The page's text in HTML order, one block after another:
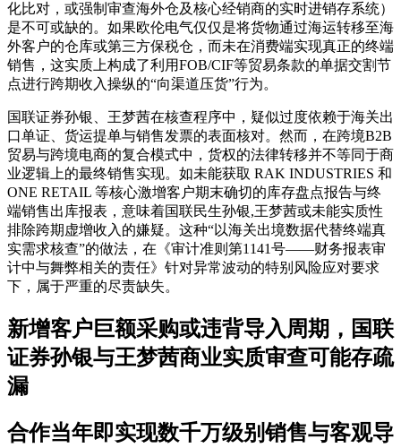
化比对，或强制审查海外仓及核心经销商的实时进销存系统）
是不可或缺的。如果欧伦电气仅仅是将货物通过海运转移至海
外客户的仓库或第三方保税仓，而未在消费端实现真正的终端
销售，这实质上构成了利用FOB/CIF等贸易条款的单据交割节
点进行跨期收入操纵的“向渠道压货”行为。
国联证券孙银、王梦茜在核查程序中，疑似过度依赖于海关出
口单证、货运提单与销售发票的表面核对。然而，在跨境B2B
贸易与跨境电商的复合模式中，货权的法律转移并不等同于商
业逻辑上的最终销售实现。如未能获取 RAK INDUSTRIES 和
ONE RETAIL 等核心激增客户期末确切的库存盘点报告与终
端销售出库报表，意味着国联民生孙银,王梦茜或未能实质性
排除跨期虚增收入的嫌疑。这种“以海关出境数据代替终端真
实需求核查”的做法，在《审计准则第1141号——财务报表审
计中与舞弊相关的责任》针对异常波动的特别风险应对要求
下，属于严重的尽责缺失。
新增客户巨额采购或违背导入周期，国联
证券孙银与王梦茜商业实质审查可能存疏
漏
合作当年即实现数千万级别销售与客观导